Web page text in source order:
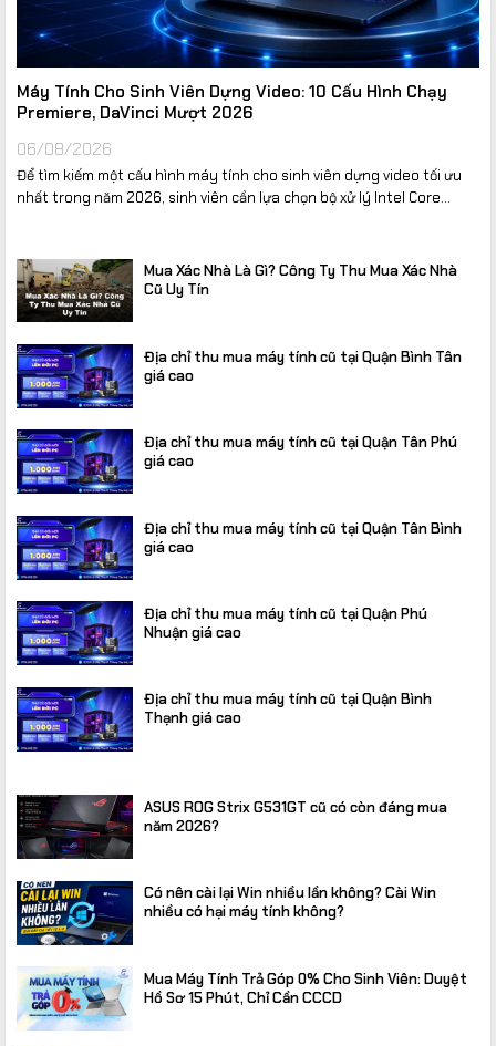
Máy Tính Cho Sinh Viên Dựng Video: 10 Cấu Hình Chạy
Premiere, DaVinci Mượt 2026
06/08/2026
Để tìm kiếm một cấu hình máy tính cho sinh viên dựng video tối ưu
nhất trong năm 2026, sinh viên cần lựa chọn bộ xử lý Intel Core...
Mua Xác Nhà Là Gì? Công Ty Thu Mua Xác Nhà
Cũ Uy Tín
Địa chỉ thu mua máy tính cũ tại Quận Bình Tân
giá cao
Địa chỉ thu mua máy tính cũ tại Quận Tân Phú
giá cao
Địa chỉ thu mua máy tính cũ tại Quận Tân Bình
giá cao
Địa chỉ thu mua máy tính cũ tại Quận Phú
Nhuận giá cao
Địa chỉ thu mua máy tính cũ tại Quận Bình
Thạnh giá cao
ASUS ROG Strix G531GT cũ có còn đáng mua
năm 2026?
Có nên cài lại Win nhiều lần không? Cài Win
nhiều có hại máy tính không?
Mua Máy Tính Trả Góp 0% Cho Sinh Viên: Duyệt
Hồ Sơ 15 Phút, Chỉ Cần CCCD